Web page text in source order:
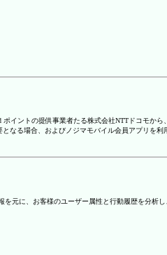
イントの提供事業者たる株式会社NTTドコモから
なる場合、およびノジマモバイル会員アプリを利
を元に、お客様のユーザー属性と行動履歴を分析